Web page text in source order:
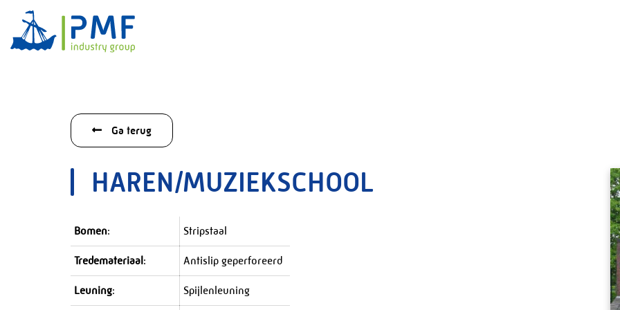
Ga terug
HAREN/MUZIEKSCHOOL
Bomen: Stripstaal
Tredemateriaal: Antislip geperforeerd
Leuning: Spijlenleuning